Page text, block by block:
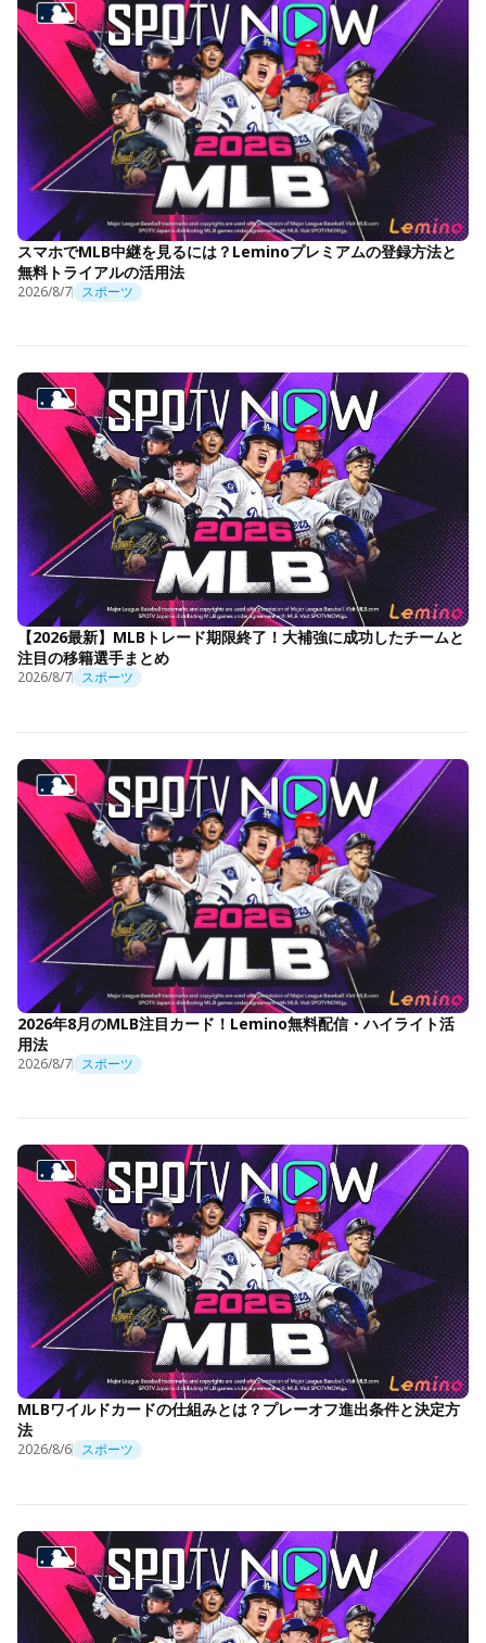
スマホでMLB中継を見るには？Leminoプレミアムの登録方法と
無料トライアルの活用法
2026/8/7 スポーツ
【2026最新】MLBトレード期限終了！大補強に成功したチームと
注目の移籍選手まとめ
2026/8/7 スポーツ
2026年8月のMLB注目カード！Lemino無料配信・ハイライト活
用法
2026/8/7 スポーツ
MLBワイルドカードの仕組みとは？プレーオフ進出条件と決定方
法
2026/8/6 スポーツ